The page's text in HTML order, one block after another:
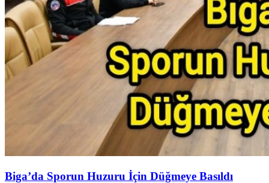
Biga’da Sporun Huzuru İçin Düğmeye Basıldı